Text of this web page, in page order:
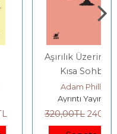
Aşırılık Üzerine Beş
Kısa Sohbet
Adam Phillips
Ayrıntı Yayınları
320 240,00TL